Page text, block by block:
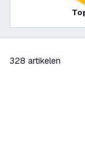
328 artikelen
filteren